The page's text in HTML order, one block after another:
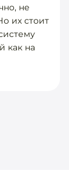
не
их стоит
как на